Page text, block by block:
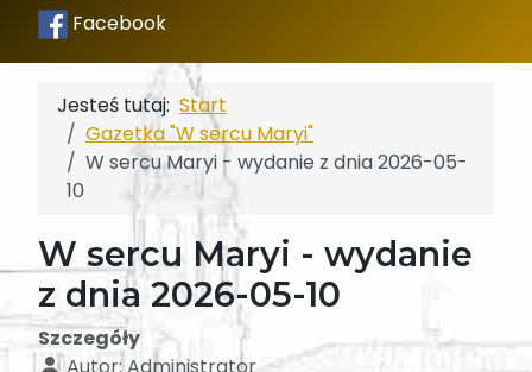
Facebook
Jesteś tutaj: Start
Gazetka "W sercu Maryi"
W sercu Maryi - wydanie z dnia 2026-05-
10
W sercu Maryi - wydanie
z dnia 2026-05-10
Szczegóły